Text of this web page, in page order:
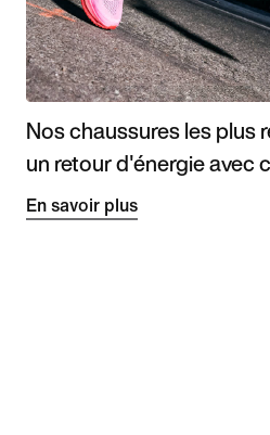
Nos chaussures les plus
un retour d'énergie avec
En savoir plus